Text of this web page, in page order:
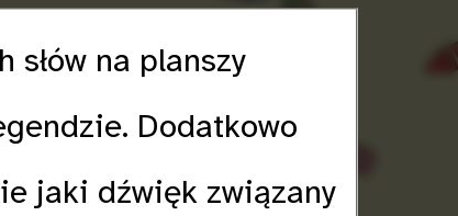
na planszy
Dodatkowo
jaki dźwięk związany